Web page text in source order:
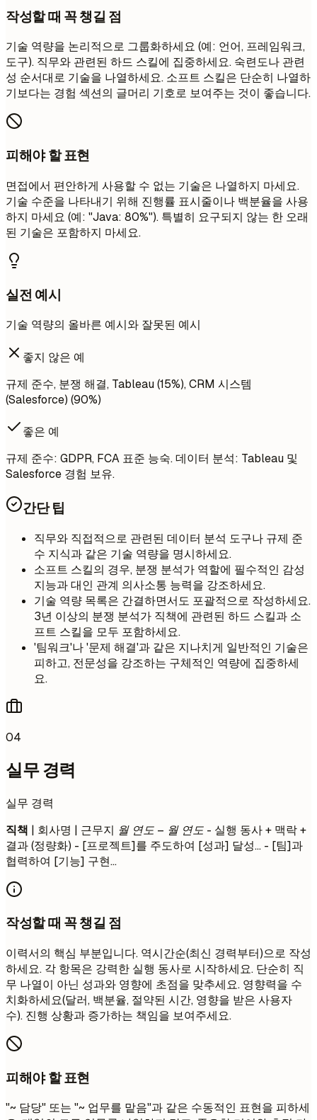
작성할 때 꼭 챙길 점
기술 역량을 논리적으로 그룹화하세요 (예: 언어, 프레임워크,
도구). 직무와 관련된 하드 스킬에 집중하세요. 숙련도나 관련
성 순서대로 기술을 나열하세요. 소프트 스킬은 단순히 나열하
기보다는 경험 섹션의 글머리 기호로 보여주는 것이 좋습니다.
피해야 할 표현
면접에서 편안하게 사용할 수 없는 기술은 나열하지 마세요.
기술 수준을 나타내기 위해 진행률 표시줄이나 백분율을 사용
하지 마세요 (예: "Java: 80%"). 특별히 요구되지 않는 한 오래
된 기술은 포함하지 마세요.
실전 예시
기술 역량의 올바른 예시와 잘못된 예시
좋지 않은 예
규제 준수, 분쟁 해결, Tableau (15%), CRM 시스템
(Salesforce) (90%)
좋은 예
규제 준수: GDPR, FCA 표준 능숙. 데이터 분석: Tableau 및
Salesforce 경험 보유.
간단 팁
직무와 직접적으로 관련된 데이터 분석 도구나 규제 준
수 지식과 같은 기술 역량을 명시하세요.
소프트 스킬의 경우, 분쟁 분석가 역할에 필수적인 감성
지능과 대인 관계 의사소통 능력을 강조하세요.
기술 역량 목록은 간결하면서도 포괄적으로 작성하세요.
3년 이상의 분쟁 분석가 직책에 관련된 하드 스킬과 소
프트 스킬을 모두 포함하세요.
'팀워크'나 '문제 해결'과 같은 지나치게 일반적인 기술은
피하고, 전문성을 강조하는 구체적인 역량에 집중하세
요.
04
실무 경력
실무 경력
직책 | 회사명 | 근무지 월 연도 – 월 연도 - 실행 동사 + 맥락 +
결과 (정량화) - [프로젝트]를 주도하여 [성과] 달성... - [팀]과
협력하여 [기능] 구현...
작성할 때 꼭 챙길 점
이력서의 핵심 부분입니다. 역시간순(최신 경력부터)으로 작성
하세요. 각 항목은 강력한 실행 동사로 시작하세요. 단순히 직
무 나열이 아닌 성과와 영향에 초점을 맞추세요. 영향력을 수
치화하세요(달러, 백분율, 절약된 시간, 영향을 받은 사용자
수). 진행 상황과 증가하는 책임을 보여주세요.
피해야 할 표현
"~ 담당" 또는 "~ 업무를 맡음"과 같은 수동적인 표현을 피하세